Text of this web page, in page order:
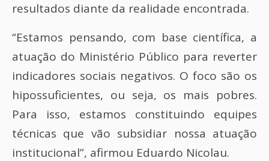
resultados diante da realidade encontrada.
“Estamos pensando, com base científica, a
atuação do Ministério Público para reverter
indicadores sociais negativos. O foco são os
hipossuficientes, ou seja, os mais pobres.
Para isso, estamos constituindo equipes
técnicas que vão subsidiar nossa atuação
institucional”, afirmou Eduardo Nicolau.